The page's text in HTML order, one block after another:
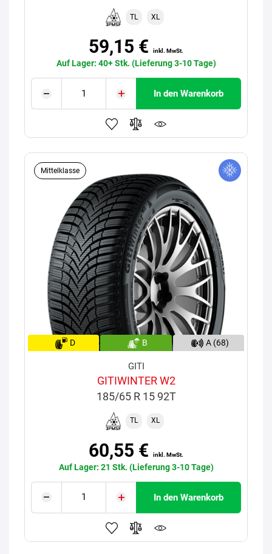
TL XL
59,15 € inkl. MwSt.
Auf Lager: 40+ Stk. (Lieferung 3-10 Tage)
In den Warenkorb
Mittelklasse
D B A (68)
GITI
GITIWINTER W2
185/65 R 15 92T
TL XL
60,55 € inkl. MwSt.
Auf Lager: 21 Stk. (Lieferung 3-10 Tage)
In den Warenkorb